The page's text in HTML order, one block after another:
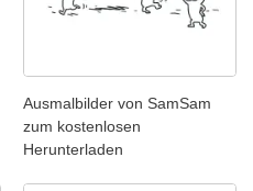
Ausmalbilder von SamSam
zum kostenlosen
Herunterladen